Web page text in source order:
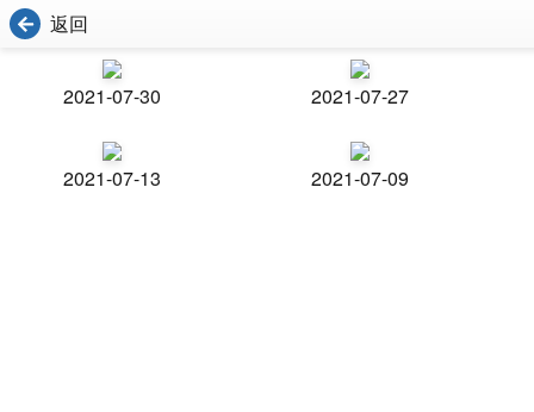
返回
2021-07-30 2021-07-27
2021-07-13 2021-07-09